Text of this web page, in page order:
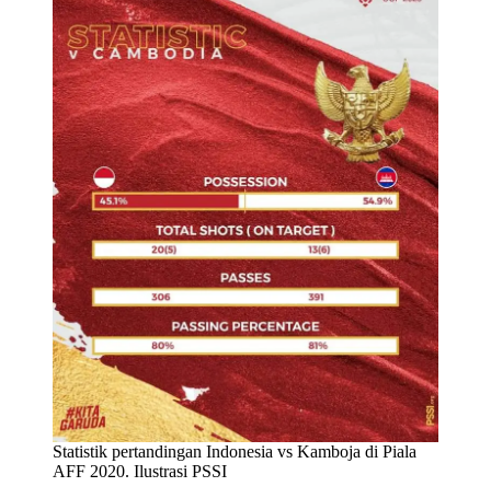
Statistik pertandingan Indonesia vs Kamboja di Piala
AFF 2020. Ilustrasi PSSI